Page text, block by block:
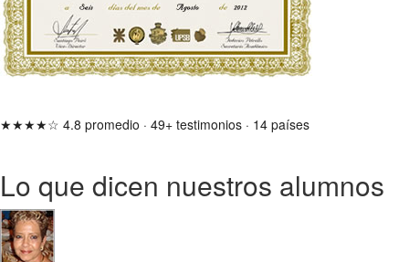
★★★★☆ 4.8 promedio · 49+ testimonios · 14 países
Lo que dicen nuestros alumnos